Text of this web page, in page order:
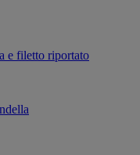
e filetto riportato